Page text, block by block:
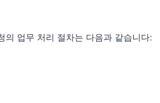
의 업무 처리 절차는 다음과 같습니다: